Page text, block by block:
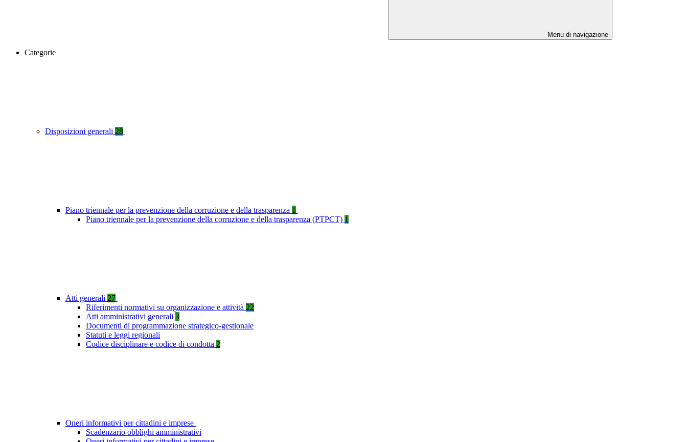
Menu di navigazione
Categorie
Disposizioni generali 28
Piano triennale per la prevenzione della corruzione e della trasparenza 1
Piano triennale per la prevenzione della corruzione e della trasparenza (PTPCT) 1
Atti generali 27
Riferimenti normativi su organizzazione e attività 22
Atti amministrativi generali 3
Documenti di programmazione strategico-gestionale
Statuti e leggi regionali
Codice disciplinare e codice di condotta 2
Oneri informativi per cittadini e imprese
Scadenzario obblighi amministrativi